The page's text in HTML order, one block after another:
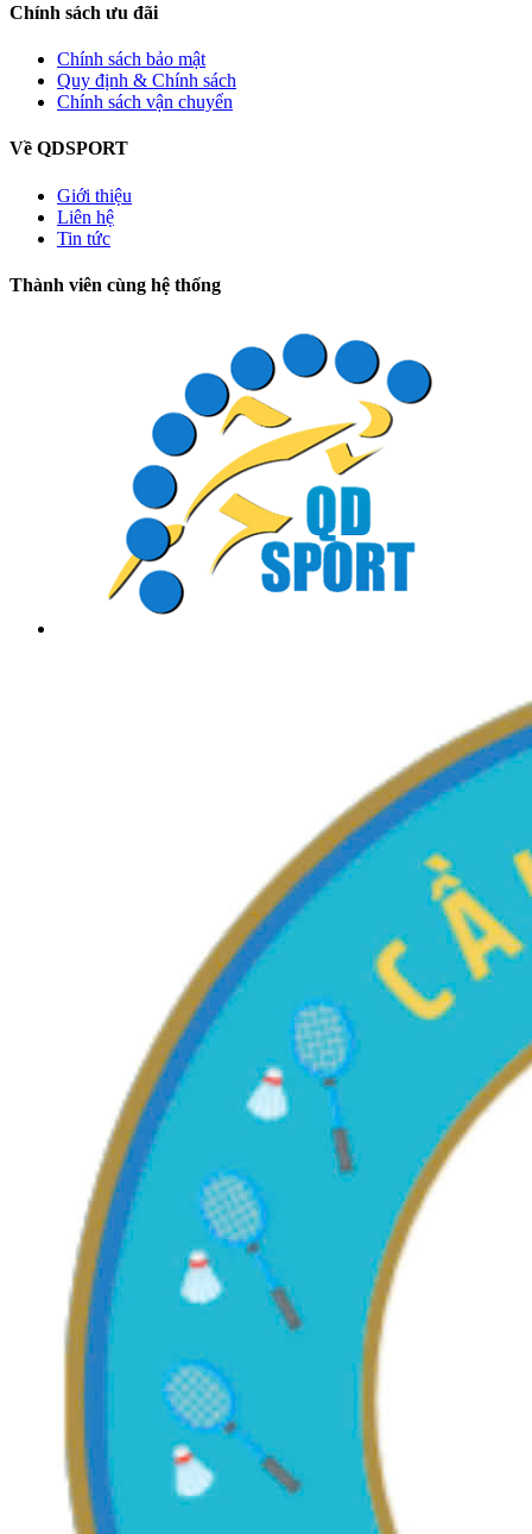
Chính sách ưu đãi
Chính sách bảo mật
Quy định & Chính sách
Chính sách vận chuyển
Về QDSPORT
Giới thiệu
Liên hệ
Tin tức
Thành viên cùng hệ thống